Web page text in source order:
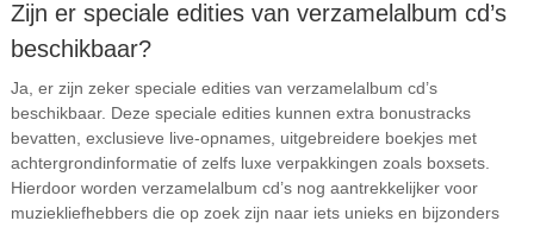
Zijn er speciale edities van verzamelalbum cd’s
beschikbaar?
Ja, er zijn zeker speciale edities van verzamelalbum cd’s
beschikbaar. Deze speciale edities kunnen extra bonustracks
bevatten, exclusieve live-opnames, uitgebreidere boekjes met
achtergrondinformatie of zelfs luxe verpakkingen zoals boxsets.
Hierdoor worden verzamelalbum cd’s nog aantrekkelijker voor
muziekliefhebbers die op zoek zijn naar iets unieks en bijzonders